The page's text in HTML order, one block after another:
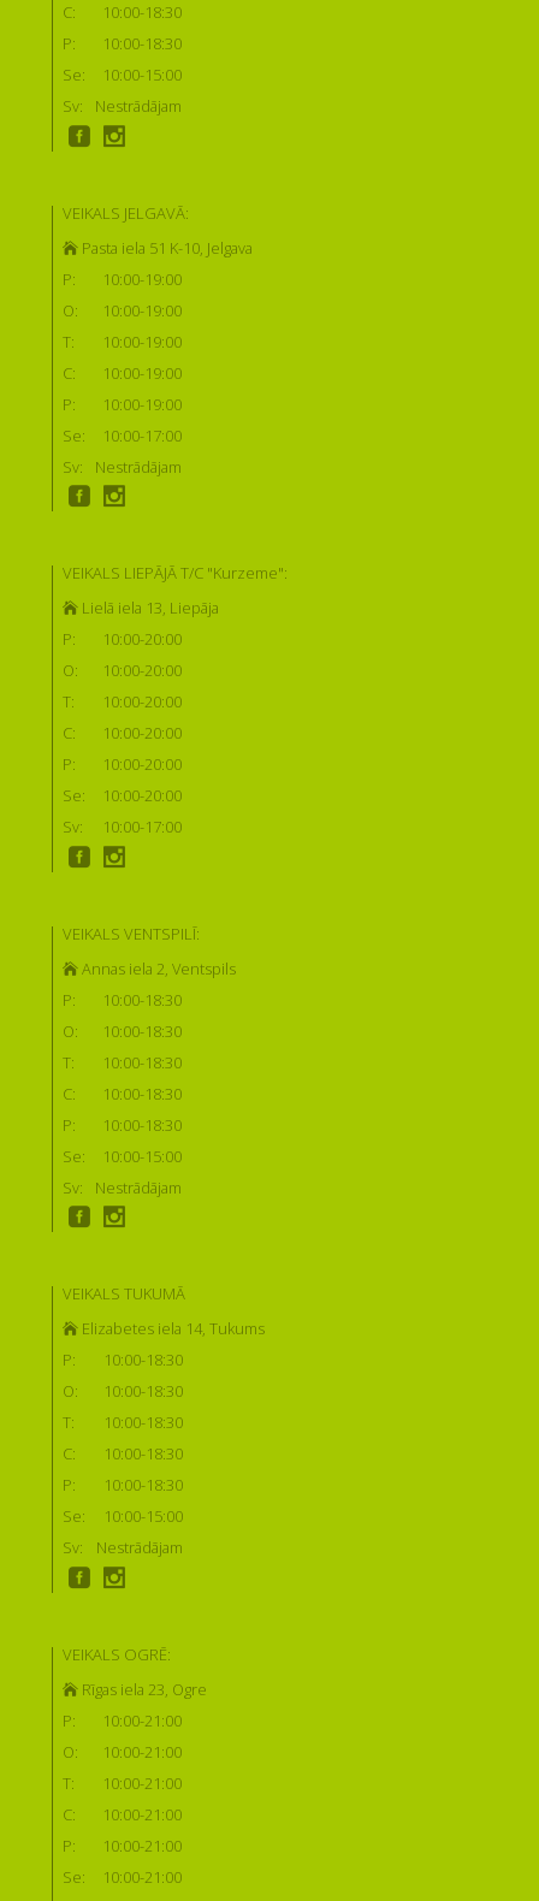
C:
10:00-18:30
P:
10:00-18:30
Se:
10:00-15:00
Sv:
Nestrādājam
VEIKALS JELGAVĀ:
Pasta iela 51 K-10, Jelgava
P:
10:00-19:00
O:
10:00-19:00
T:
10:00-19:00
C:
10:00-19:00
P:
10:00-19:00
Se:
10:00-17:00
Sv:
Nestrādājam
VEIKALS LIEPĀJĀ T/C "Kurzeme":
Lielā iela 13, Liepāja
P:
10:00-20:00
O:
10:00-20:00
T:
10:00-20:00
C:
10:00-20:00
P:
10:00-20:00
Se:
10:00-20:00
Sv:
10:00-17:00
VEIKALS VENTSPILĪ:
Annas iela 2, Ventspils
P:
10:00-18:30
O:
10:00-18:30
T:
10:00-18:30
C:
10:00-18:30
P:
10:00-18:30
Se:
10:00-15:00
Sv:
Nestrādājam
VEIKALS TUKUMĀ
Elizabetes iela 14, Tukums
P:
10:00-18:30
O:
10:00-18:30
T:
10:00-18:30
C:
10:00-18:30
P:
10:00-18:30
Se:
10:00-15:00
Sv:
Nestrādājam
VEIKALS OGRĒ:
Rīgas iela 23, Ogre
P:
10:00-21:00
O:
10:00-21:00
T:
10:00-21:00
C:
10:00-21:00
P:
10:00-21:00
Se:
10:00-21:00